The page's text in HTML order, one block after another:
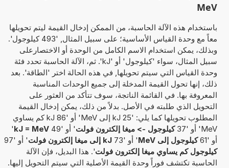
MeV
باستخدام هذه الآلة الحاسبة، من الممكن إدخال القيمة ليتم تحويلها
معاً مع وحدة القياس الأساسية؛ على سبيل المثال, '493 كيلوجول'.
وبذلك، يمكن استخدام الاسم الكامل من الوحدة أو الاختصارعلى
سبيل المثال، سواء 'كيلوجول' أو 'kJ'. ثم، الآلة الحاسبة تحدد فئة
وحدة القياس التي سيتم تحويلها, في هذه الحالة اختر 'الطاقة'. بعد
ذلك، إنها تحول القيمة المدخلة إلى جميع الوحدات المناسبة
المعروفة بها. في القائمة الناتجة، سوف تتأكد من العثور على
التحويل الذي طلبته في الأصل. بدلاً من ذلك، يمكن إدخال القيمة
المطلوب تحويلها كما يلي: '25 kJ إلى MeV' أو '86 kJ كم يساوي
MeV' أو '37
كيلوجول -> ميغا إلكترون فولت' أو '49 kJ = MeV
'
أو '61
كيلوجول إلى MeV ' أو '73 kJ إلى ميغا إلكترون فولت
' أو '97
كيلوجول كم يساوي ميغا إلكترون فولت'. هذا البديل، فإن الآلة
الحاسبة تكتشف فوراً وحدة القيمة الأصلية التي سيتم التحويل إليها.